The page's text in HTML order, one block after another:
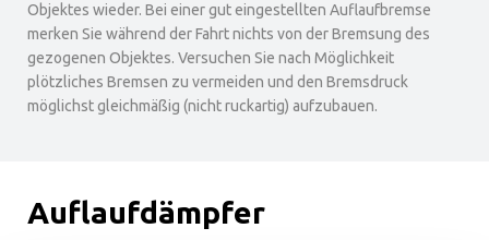
Objektes wieder. Bei einer gut eingestellten Auflaufbremse
merken Sie während der Fahrt nichts von der Bremsung des
gezogenen Objektes. Versuchen Sie nach Möglichkeit
plötzliches Bremsen zu vermeiden und den Bremsdruck
möglichst gleichmäßig (nicht ruckartig) aufzubauen.
Auflaufdämpfer